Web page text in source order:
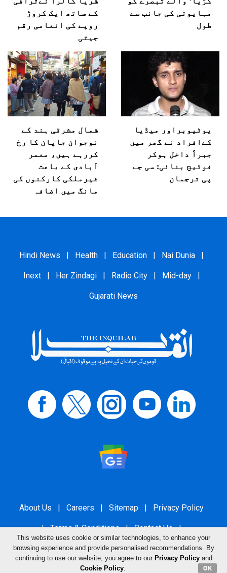
مہایوتی کی جانب سے
طول
کے ساتھ ایک کروڑ
روپے کی انعامی رقم
جیتی
یوٹیوبراور میڈیا
کےافراد نے گھر میں
جبراً داخل ہوکر
فوٹیج بنائی: سی جے
پی ترجمان
شمال مشرقی ہند کے
نوجوان جاپان کا رخ
کررہے ہیں، معمر
آبادی کے باعث
غیرملکی کارکنوں کی
مانگ میں اضافہ
Hindi News | Health | Education | Nai Dunia |
Inext | Her Zindagi | Radio City | Mid-day |
Gujarati News
About Us | Careers | Sitemap | Privacy Policy
| Terms & Conditions | Contact Us |
Grievance Redressal
This website uses cookie or similar technologies, to enhance your
browsing experience and provide personalised recommendations. By
continuing to use our website, you agree to our Privacy Policyand
Cookie Policy. OK